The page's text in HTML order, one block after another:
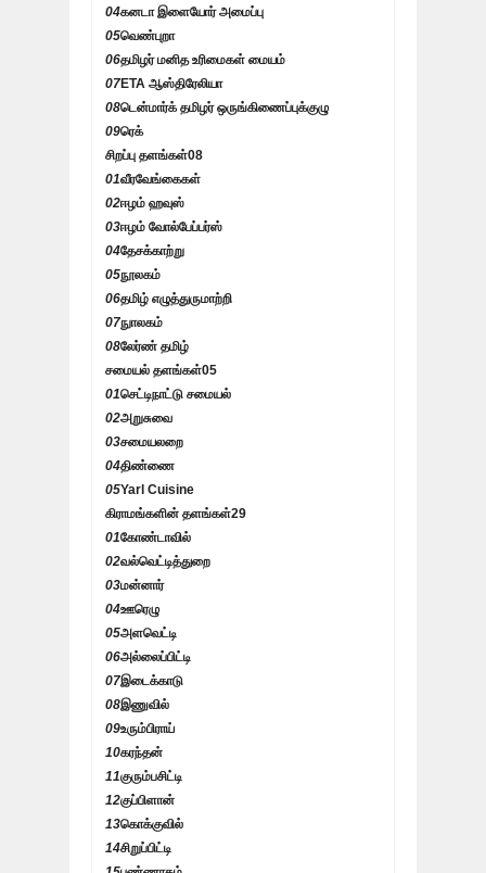
04கனடா இளையோர் அமைப்பு
05வெண்புறா
06தமிழர் மனித உரிமைகள் மையம்
07ETA ஆஸ்திரேலியா
08டென்மார்க் தமிழர் ஒருங்கிணைப்புக்குழு
09ரெக்
சிறப்பு தளங்கள்08
01வீரவேங்கைகள்
02ஈழம் ஹவுஸ்
03ஈழம் வோல்பேப்பர்ஸ்
04தேசக்காற்று
05நூலகம்
06தமிழ் எழுத்துருமாற்றி
07நுாலகம்
08லேர்ண் தமிழ்
சமையல் தளங்கள்05
01செட்டிநாட்டு சமையல்
02அறுசுவை
03சமையலறை
04திண்ணை
05Yarl Cuisine
கிராமங்களின் தளங்கள்29
01கோண்டாவில்
02வல்வெட்டித்துறை
03மன்னார்
04ஊரெழு
05அளவெட்டி
06அல்லைப்பிட்டி
07இடைக்காடு
08இணுவில்
09உரும்பிராய்
10கரந்தன்
11குரும்பசிட்டி
12குப்பிளான்
13கொக்குவில்
14சிறுப்பிட்டி